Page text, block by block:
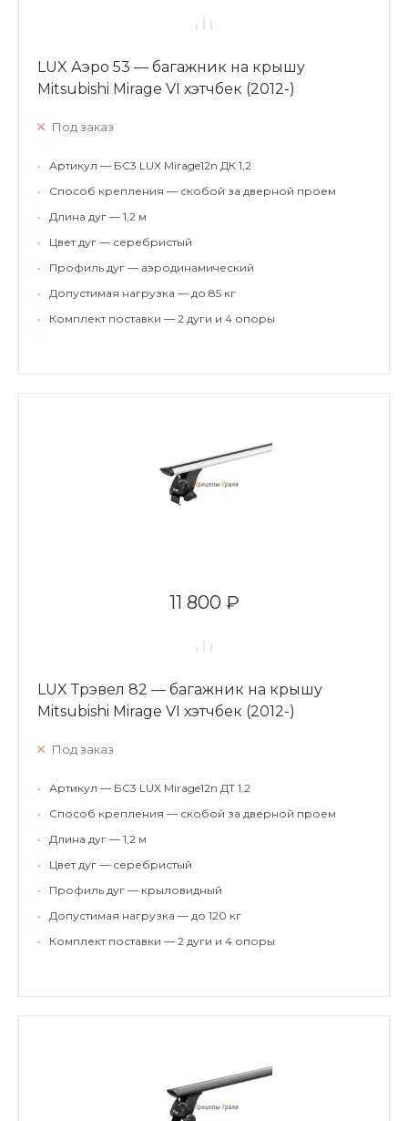
LUX Аэро 53 — багажник на крышу
Mitsubishi Mirage VI хэтчбек (2012-)
Под заказ
•
Артикул — БС3 LUX Mirage12n ДК 1,2
•
Способ крепления — скобой за дверной проем
•
Длина дуг — 1,2 м
•
Цвет дуг — серебристый
•
Профиль дуг — аэродинамический
•
Допустимая нагрузка — до 85 кг
•
Комплект поставки — 2 дуги и 4 опоры
11 800 ₽
LUX Трэвел 82 — багажник на крышу
Mitsubishi Mirage VI хэтчбек (2012-)
Под заказ
•
Артикул — БС3 LUX Mirage12n ДТ 1,2
•
Способ крепления — скобой за дверной проем
•
Длина дуг — 1,2 м
•
Цвет дуг — серебристый
•
Профиль дуг — крыловидный
•
Допустимая нагрузка — до 120 кг
•
Комплект поставки — 2 дуги и 4 опоры